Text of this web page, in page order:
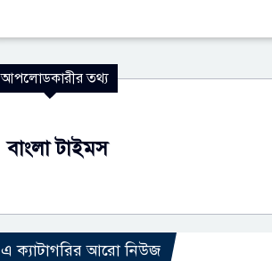
আপলোডকারীর তথ্য
বাংলা টাইমস
এ ক্যাটাগরির আরো নিউজ